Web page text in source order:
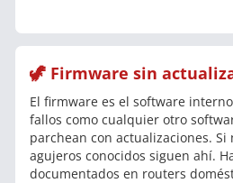
🦖 Firmware sin
El firmware es el software
fallos como cualquier otro
parchean con actualizaciones. Si
agujeros conocidos siguen ahí.
documentados en routers